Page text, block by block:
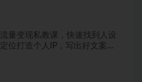
流量变现私教课，快速找到人设
定位打造个人IP，写出好文案制